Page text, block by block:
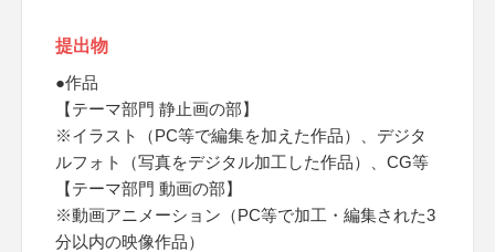
提出物
●作品
【テーマ部門 静止画の部】
※イラスト（PC等で編集を加えた作品）、デジタ
ルフォト（写真をデジタル加工した作品）、CG等
【テーマ部門 動画の部】
※動画アニメーション（PC等で加工・編集された3
分以内の映像作品）